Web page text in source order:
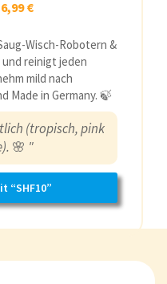
€
Wisch-Robotern &
reinigt jeden
mild nach
Made in Germany. 🍃
(tropisch, pink
🌸 "
“SHF10”